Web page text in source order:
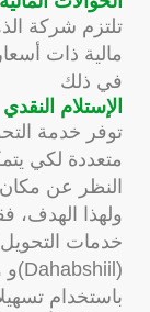
تلتزم شركة
مالية ذات
في ذلك
الإستلام النقدي
توفر خدمة
متعددة لكي
النظر عن
ولهذا
خدمات
(Dahabshiil)و ويسترن يونيون (Western Union)
باستخدام